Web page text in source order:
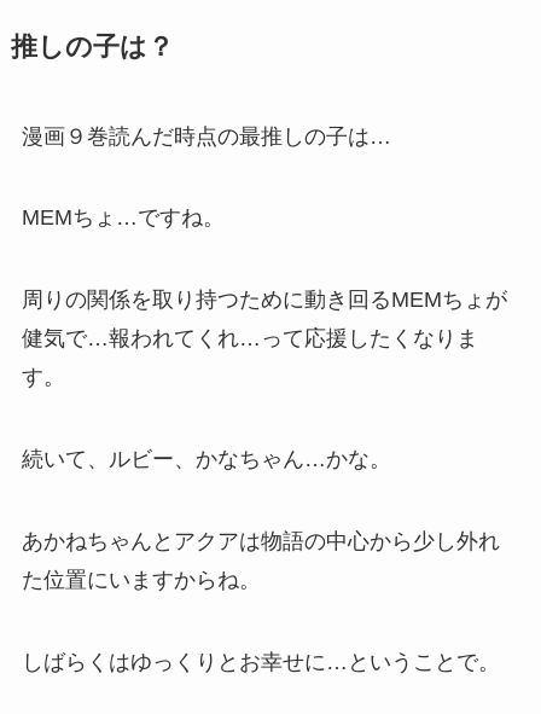
推しの子は？
漫画９巻読んだ時点の最推しの子は…
MEMちょ…ですね。
周りの関係を取り持つために動き回るMEMちょが
健気で…報われてくれ…って応援したくなりま
す。
続いて、ルビー、かなちゃん…かな。
あかねちゃんとアクアは物語の中心から少し外れ
た位置にいますからね。
しばらくはゆっくりとお幸せに…ということで。